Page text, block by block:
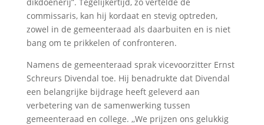
commissaris, kan hij kordaat en stevig optreden,
zowel in de gemeenteraad als daarbuiten en is niet
bang om te prikkelen of confronteren.
Namens de gemeenteraad sprak vicevoorzitter Ernst
Schreurs Divendal toe. Hij benadrukte dat Divendal
een belangrijke bijdrage heeft geleverd aan
verbetering van de samenwerking tussen
gemeenteraad en college. ,,We prijzen ons gelukkig